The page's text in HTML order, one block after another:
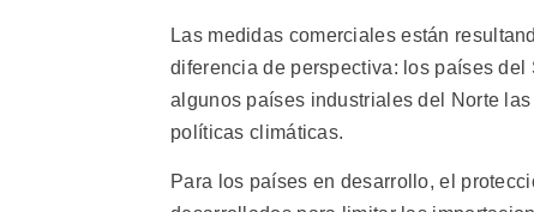
Las medidas comerciales están
diferencia de perspectiva: los países
algunos países industriales del Norte
políticas climáticas.
Para los países en desarrollo, el